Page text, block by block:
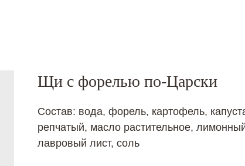
Щи с форелью по-Царски
Состав: вода, форель, картофель,
репчатый, масло растительное,
лавровый лист, соль